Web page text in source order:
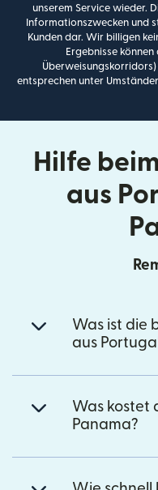
unserem Service wieder.
Informationszwecken und
Kunden dar. Wir billigen
Ergebnisse
entsprechen unter
Hilfe
aus
Was ist die
aus
Was kostet
Panama?